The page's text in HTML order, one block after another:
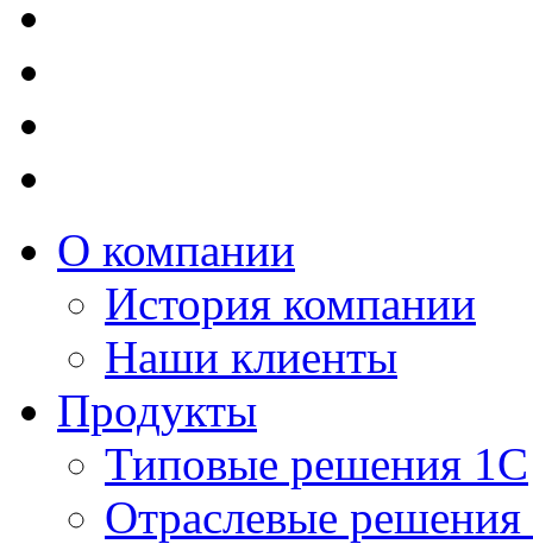
О компании
История компании
Наши клиенты
Продукты
Типовые решения 1С
Отраслевые